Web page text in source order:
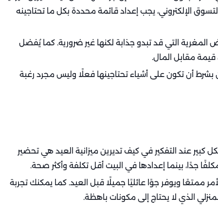
الإلكتروني، يجب إعداد قائمة محددة بكل ما تحتاجينه
المغرية التي قد تبدو جذابة لكنها غير ضرورية. كما يُفضل
مقابل المال.
أن تكون على أشياء تحتاجينها فعلًا وليس مجرد رغبة
كبير عند التفكير في كيف تديرين ميزانية العيد هي تحضير
جدًا، بينما إعدادها في البيت أقل تكلفة وأكثر صحة.
ممتعًا ويوفر جوًا عائليًا جميلًا قبل العيد. كما يمكنك تجربة
الذي لا يحتاج إلى مكونات باهظة.